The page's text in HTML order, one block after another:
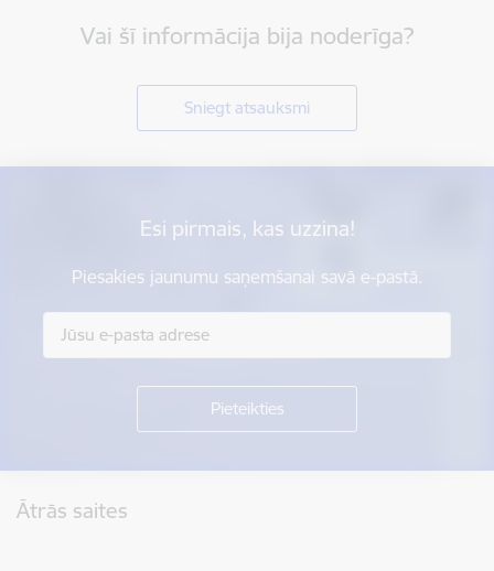
Vai šī informācija bija noderīga?
Sniegt atsauksmi
Esi pirmais, kas uzzina!
Piesakies jaunumu saņemšanai savā e-pastā.
Ātrās saites